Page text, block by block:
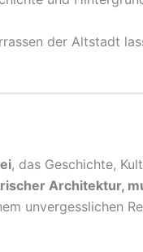
der Altstadt
, das Geschichte,
Architektur,
unvergesslichen